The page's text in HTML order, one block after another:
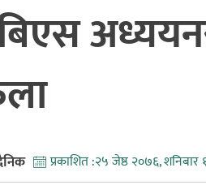
प्रकाशित :२५ जेष्ठ २०७६, शनिबार